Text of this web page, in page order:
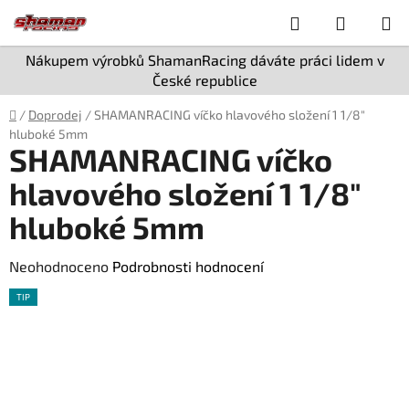
na
obsah
Nákupem výrobků ShamanRacing dáváte práci lidem v
České republice
Hledat
KOŠÍK
Domů
/ Doprodej /SHAMANRACING víčko hlavového složení 1 1/8"
hluboké 5mm
SHAMANRACING víčko
hlavového složení 1 1/8"
hluboké 5mm
Průměrné
hodnocení
Neohodnoceno Podrobnosti hodnocení
TIP